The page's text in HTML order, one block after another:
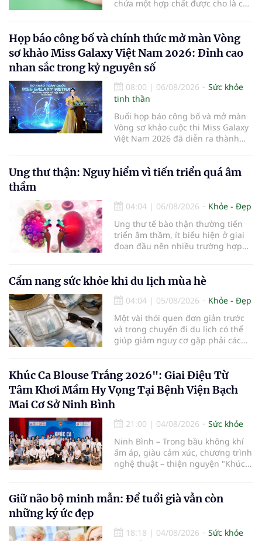
chứa một hợp chất được cho là có
Họp báo công bố và chính thức mở màn Vòng
sơ khảo Miss Galaxy Việt Nam 2026: Đỉnh cao
nhan sắc trong kỷ nguyên số
08:00 | 06/08/2026
Sức khỏe
tinh thần
Buổi họp báo công bố và mở màn
Vòng sơ khảo cuộc thi Miss Galaxy
Việt Nam 2026 đã diễn ra thành
sắc quy mô, khác biệt và tiên
lĩnh, Văn hóa và Công nghệ số
Ung thư thận: Nguy hiểm vì tiến triển quá âm
thầm
04:04 | 06/08/2026
Khỏe - Đẹp
Ung thư tế bào thận thường tiến
triển âm thầm, ít biểu hiện ở giai
đoạn đầu nên nhiều trường hợp
Trường hợp một bệnh nhân 79 tuổi
có khối u tăng gấp đôi kích thước
chỉ sau 4 tháng theo dõi là lời cảnh
báo về sự cần thiết của việc khám
sức khỏe định kỳ, đặc biệt ở người
cao tuổi.
Cẩm nang sức khỏe khi du lịch mùa hè
04:04 | 05/08/2026
Khỏe - Đẹp
Một vài thói quen đơn giản trước
và trong chuyến đi du lịch có thể
giúp giảm nguy cơ gặp phải các
Khúc Ca Blouse Trắng 2026": Giai Điệu Từ
Tâm Khơi Mầm Hy Vọng Tại Bệnh Viện Bạch
Mai Cơ Sở Ninh Bình
21:00 | 04/08/2026
Sức khỏe
Ninh Bình – Trong bầu không khí
ấm áp, giàu cảm xúc, chương trình
nghệ thuật – thiện nguyện "Khúc
điểm dừng chân đầu tiên tại Bệnh
viện Bạch Mai cơ sở Ninh Bình.
Giữ não bộ minh mẫn: Để tuổi già vẫn còn
những ký ức đẹp
18:18 | 04/08/2026
Sức khỏe